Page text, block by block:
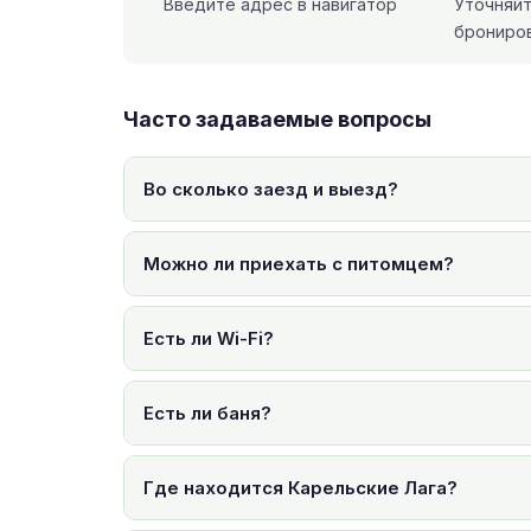
Введите адрес в навигатор
Часто задаваемые вопросы
Во сколько заезд и выезд?
Можно ли приехать с питомцем?
Есть ли Wi-Fi?
Есть ли баня?
Где находится Карельские Лага?